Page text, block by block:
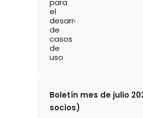
Boletín mes de julio
socios)